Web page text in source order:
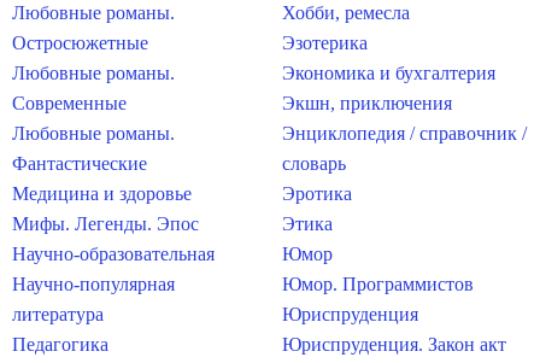
Любовные романы.
Остросюжетные
Любовные романы.
Современные
Любовные романы.
Фантастические
Медицина и здоровье
Мифы. Легенды. Эпос
Научно-образовательная
Научно-популярная
литература
Педагогика
Хобби, ремесла
Эзотерика
Экономика и бухгалтерия
Экшн, приключения
Энциклопедия / справочник /
словарь
Эротика
Этика
Юмор
Юмор. Программистов
Юриспруденция
Юриспруденция. Закон акт